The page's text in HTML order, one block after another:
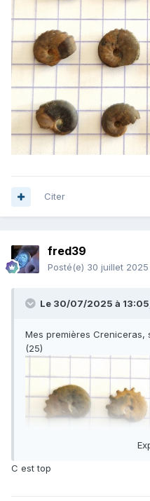
Citer
fred39
Posté(e) 30 juillet 2025
Le 30/07/2025 à
Mes premières Creniceras,
(25)
C est top